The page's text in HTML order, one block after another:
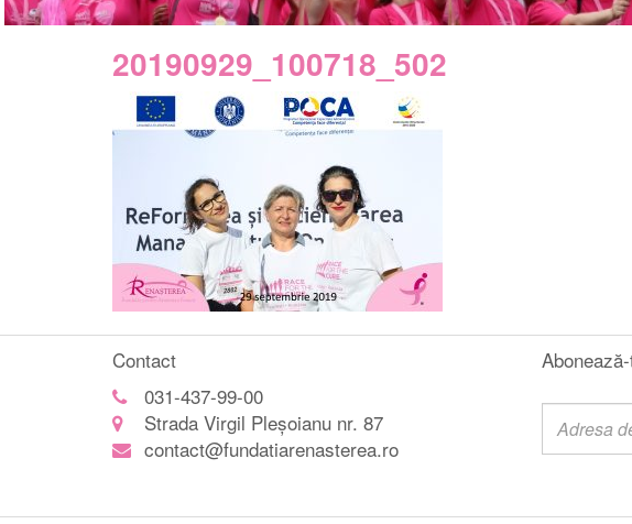
20190929_100718_502
Contact
031-437-99-00
Strada Virgil Pleșoianu nr. 87
contact@fundatiarenasterea.ro